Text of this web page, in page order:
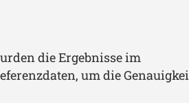
die Ergebnisse im
um die